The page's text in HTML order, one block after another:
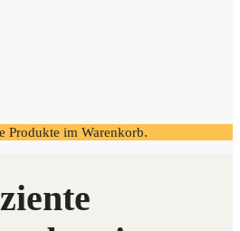
Produkte im Warenkorb.